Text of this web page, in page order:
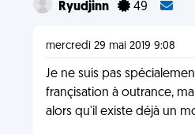
Ryudjinn 49
mercredi 29 mai 2019 9:08
Je ne suis pas
françisation à outrance,
alors qu'il existe déjà un